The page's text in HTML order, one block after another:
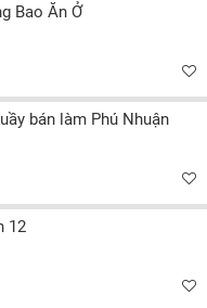
Bao Ăn Ở
bán làm Phú Nhuận
12